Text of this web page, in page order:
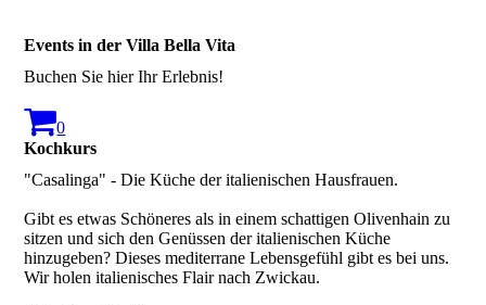
Events in der Villa Bella Vita
Buchen Sie hier Ihr Erlebnis!
0
Kochkurs
"Casalinga" - Die Küche der italienischen Hausfrauen.
Gibt es etwas Schöneres als in einem schattigen Olivenhain zu
sitzen und sich den Genüssen der italienischen Küche
hinzugeben? Dieses mediterrane Lebensgefühl gibt es bei uns.
Wir holen italienisches Flair nach Zwickau.